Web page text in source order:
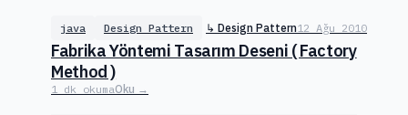
java Design Pattern ↳ Design Pattern12 Ağu 2010
Fabrika Yöntemi Tasarım Deseni ( Factory
Method )
1 dk okumaOku →